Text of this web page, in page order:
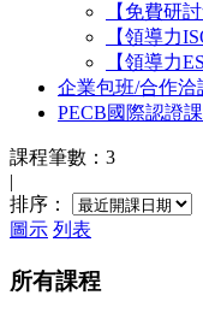
【免費研討
【領導力
【領導力
企業包班/合作洽
PECB國際認證
課程筆數：3
|
排序：
圖示 列表
所有課程